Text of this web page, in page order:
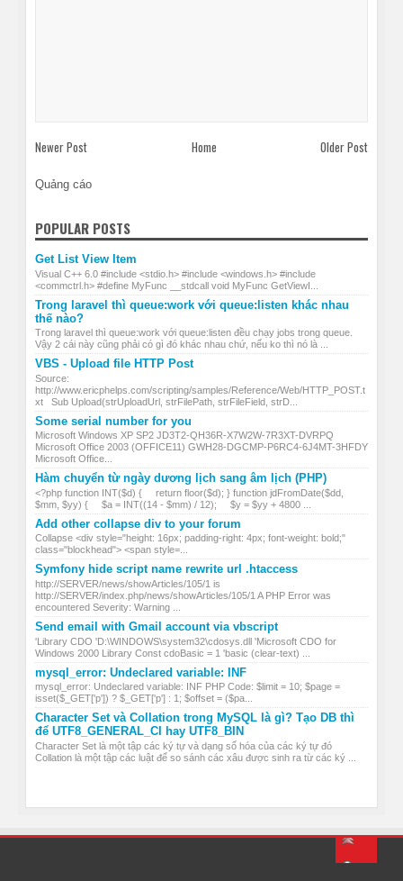
Newer Post Older Post
Home
Quảng cáo
POPULAR POSTS
Get List View Item
Visual C++ 6.0 #include <stdio.h> #include <windows.h> #include
<commctrl.h> #define MyFunc __stdcall void MyFunc GetViewI...
Trong laravel thì queue:work với queue:listen khác nhau
thế nào?
Trong laravel thì queue:work với queue:listen đều chạy jobs trong queue.
Vậy 2 cái này cũng phải có gì đó khác nhau chứ, nếu ko thì nó là ...
VBS - Upload file HTTP Post
Source:
http://www.ericphelps.com/scripting/samples/Reference/Web/HTTP_POST.t
xt Sub Upload(strUploadUrl, strFilePath, strFileField, strD...
Some serial number for you
Microsoft Windows XP SP2 JD3T2-QH36R-X7W2W-7R3XT-DVRPQ
Microsoft Office 2003 (OFFICE11) GWH28-DGCMP-P6RC4-6J4MT-3HFDY
Microsoft Office...
Hàm chuyển từ ngày dương lịch sang âm lịch (PHP)
<?php function INT($d) { return floor($d); } function jdFromDate($dd,
$mm, $yy) { $a = INT((14 - $mm) / 12); $y = $yy + 4800 ...
Add other collapse div to your forum
Collapse <div style="height: 16px; padding-right: 4px; font-weight: bold;"
class="blockhead"> <span style=...
Symfony hide script name rewrite url .htaccess
http://SERVER/news/showArticles/105/1 is
http://SERVER/index.php/news/showArticles/105/1 A PHP Error was
encountered Severity: Warning ...
Send email with Gmail account via vbscript
'Library CDO 'D:\WINDOWS\system32\cdosys.dll 'Microsoft CDO for
Windows 2000 Library Const cdoBasic = 1 'basic (clear-text) ...
mysql_error: Undeclared variable: INF
mysql_error: Undeclared variable: INF PHP Code: $limit = 10; $page =
isset($_GET['p']) ? $_GET['p'] : 1; $offset = ($pa...
Character Set và Collation trong MySQL là gì? Tạo DB thì
để UTF8_GENERAL_CI hay UTF8_BIN
Character Set là một tập các ký tự và dạng số hóa của các ký tự đó
Collation là một tập các luật để so sánh các xâu được sinh ra từ các ký ...